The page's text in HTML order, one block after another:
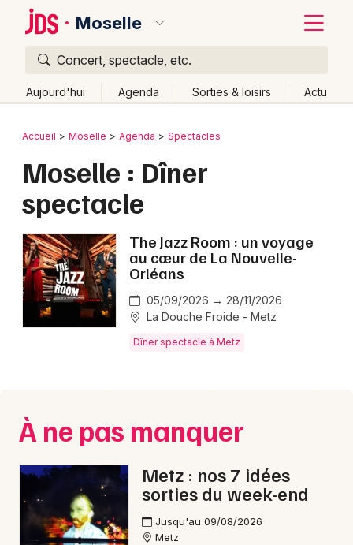
Moselle
Concert, spectacle, etc.
Aujourd'hui Agenda Sorties & loisirs Actu
Publier un événement
Grands événements
Activité & Expérience
Manifestations
Concerts
Soirées
Sorties famille
Bordeaux
Colmar
Lille
Lyon
Marseille
Mulhouse
Nice
Strasbourg
Toulouse
Retour
Accueil Moselle Agenda Spectacles
Moselle : Dîner
spectacle
The Jazz Room : un voyage
au cœur de La Nouvelle-
Orléans
05/09/2026 → 28/11/2026
La Douche Froide - Metz
Dîner spectacle à Metz
À ne pas manquer
Metz : nos 7 idées
sorties du week-end
Jusqu'au 09/08/2026
Metz
Quoi ?
Où ?
Changer de lieu
Quand ?
Aujourd'hui
Demain